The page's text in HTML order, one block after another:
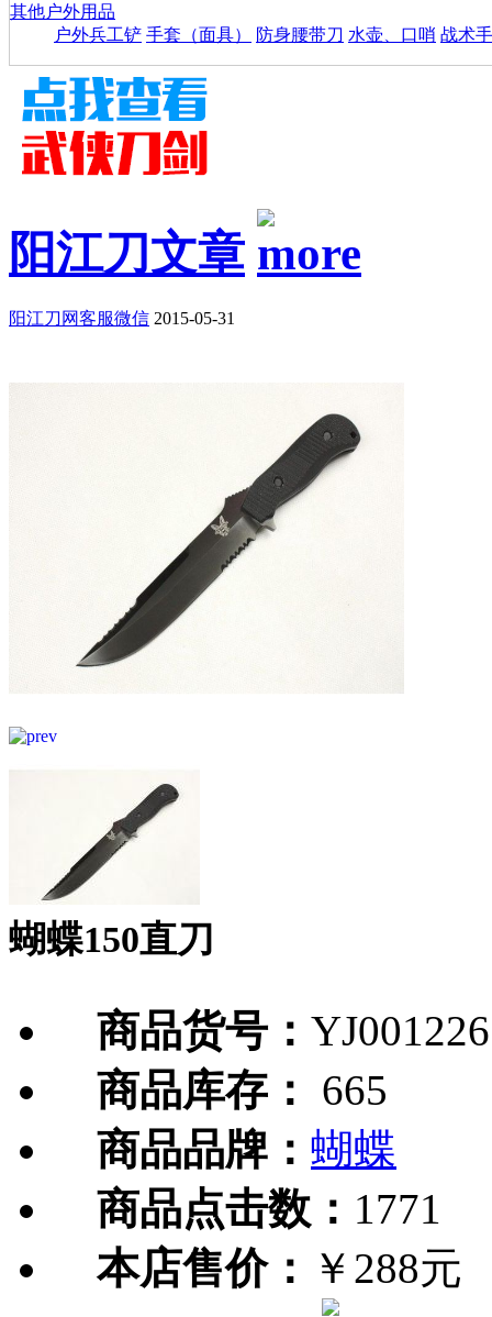
其他户外用品
户外兵工铲 手套（面具） 防身腰带刀 水壶、口哨 战术
阳江刀文章
阳江刀网客服微信 2015-05-31
蝴蝶150直刀
商品货号： YJ001226
商品库存：
665
商品品牌： 蝴蝶
商品点击数： 1771
本店售价： ￥288元